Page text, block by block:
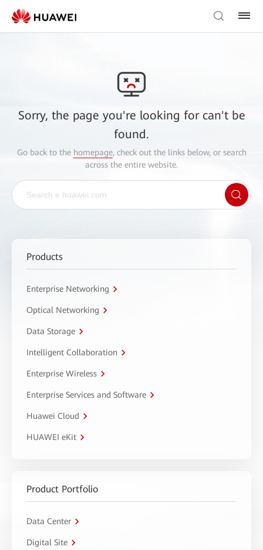
Sorry, the page you're looking for can't be
found.
Go back to the homepage, check out the links below, or search
across the entire website.
Products
Enterprise Networking
Optical Networking
Data Storage
Intelligent Collaboration
Enterprise Wireless
Enterprise Services and Software
Huawei Cloud
HUAWEI eKit
Product Portfolio
Data Center
Digital Site